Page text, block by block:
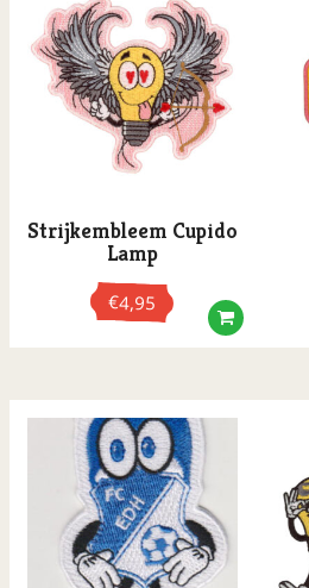
Strijkembleem Cupido
Lamp
€4,95